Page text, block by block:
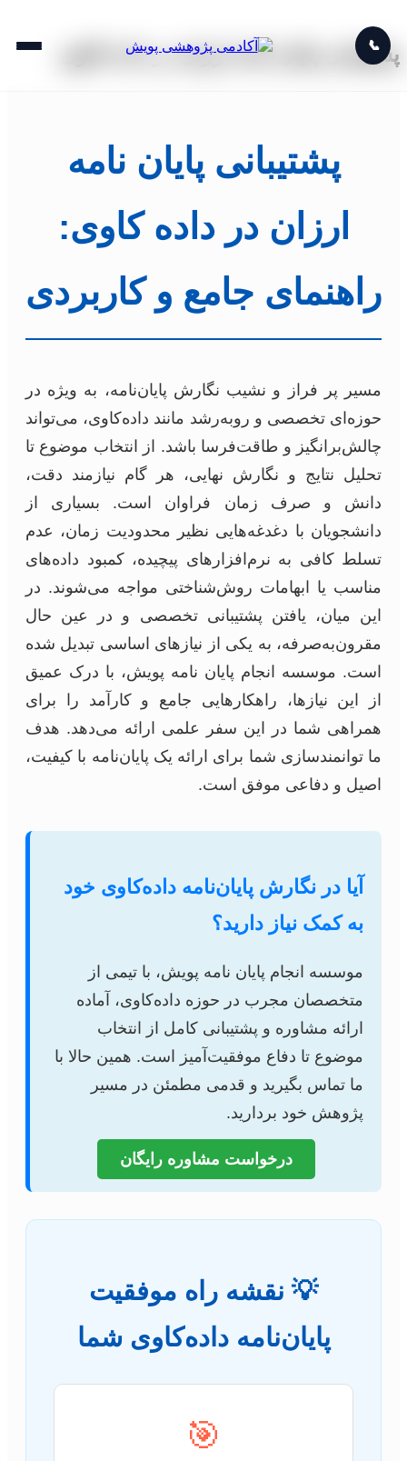
📞
پشتیبانی پایان نامه ارزان در داده کاوی
پشتیبانی پایان نامه
ارزان در داده کاوی:
راهنمای جامع و کاربردی
مسیر پر فراز و نشیب نگارش پایان‌نامه، به ویژه در
حوزه‌ای تخصصی و روبه‌رشد مانند داده‌کاوی، می‌تواند
چالش‌برانگیز و طاقت‌فرسا باشد. از انتخاب موضوع تا
تحلیل نتایج و نگارش نهایی، هر گام نیازمند دقت،
دانش و صرف زمان فراوان است. بسیاری از
دانشجویان با دغدغه‌هایی نظیر محدودیت زمان، عدم
تسلط کافی به نرم‌افزارهای پیچیده، کمبود داده‌های
مناسب یا ابهامات روش‌شناختی مواجه می‌شوند. در
این میان، یافتن پشتیبانی تخصصی و در عین حال
مقرون‌به‌صرفه، به یکی از نیازهای اساسی تبدیل شده
است. موسسه انجام پایان نامه پویش، با درک عمیق
از این نیازها، راهکارهایی جامع و کارآمد را برای
همراهی شما در این سفر علمی ارائه می‌دهد. هدف
ما توانمندسازی شما برای ارائه یک پایان‌نامه با کیفیت،
اصیل و دفاعی موفق است.
آیا در نگارش پایان‌نامه داده‌کاوی خود
به کمک نیاز دارید؟
موسسه انجام پایان نامه پویش، با تیمی از
متخصصان مجرب در حوزه داده‌کاوی، آماده
ارائه مشاوره و پشتیبانی کامل از انتخاب
موضوع تا دفاع موفقیت‌آمیز است. همین حالا با
ما تماس بگیرید و قدمی مطمئن در مسیر
پژوهش خود بردارید.
درخواست مشاوره رایگان
💡 نقشه راه موفقیت
پایان‌نامه داده‌کاوی شما
🎯